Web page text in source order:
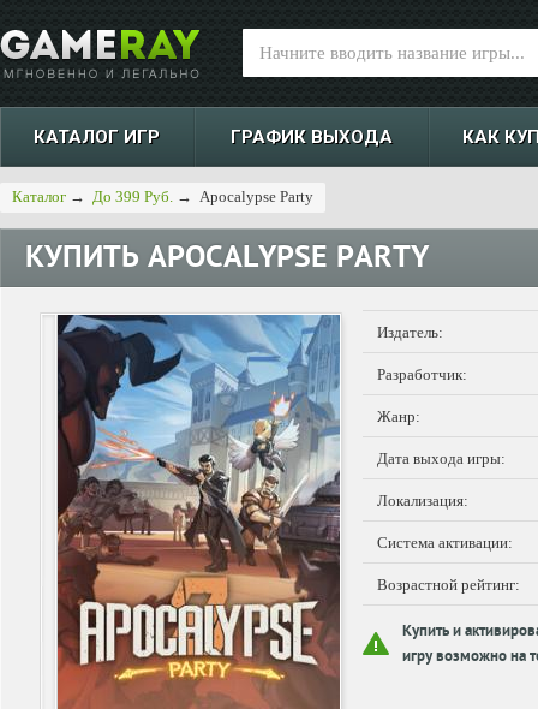
КАТАЛОГ ИГР ГРАФИК ВЫХОДА КАК
Каталог → До 399 Руб. → Apocalypse Party
КУПИТЬ APOCALYPSE PARTY
Издатель:
Разработчик:
Жанр:
Дата выхода игры:
Локализация:
Система активации:
Возрастной рейтинг:
Купить и
игру возможно на